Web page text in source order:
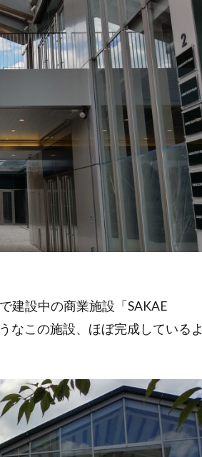
建設中の商業施設「SAKAE
なこの施設、ほぼ完成しているよ